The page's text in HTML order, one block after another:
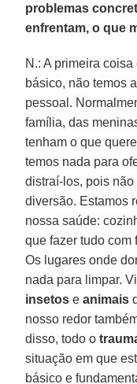
problemas
enfrentam, o que
N.: A primeira
básico, não temos
pessoal.
família, das
tenham o que
temos nada para
distraí-los, pois
diversão. Estamos
nossa saúde:
que fazer tudo com
Os lugares onde
nada para limpar.
insetos eanimais
nosso redor
disso, todo o
situação em que
básico e